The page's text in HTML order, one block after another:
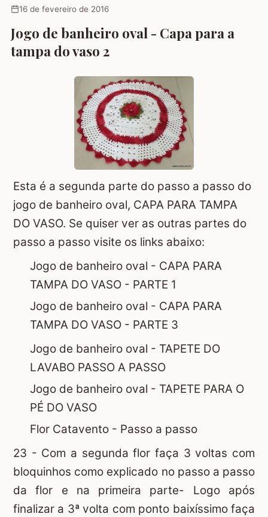
16 de fevereiro de 2016
Jogo de banheiro oval - Capa para a
tampa do vaso 2
Esta é a segunda parte do passo a passo do
jogo de banheiro oval, CAPA PARA TAMPA
DO VASO. Se quiser ver as outras partes do
passo a passo visite os links abaixo:
Jogo de banheiro oval - CAPA PARA
TAMPA DO VASO - PARTE 1
Jogo de banheiro oval - CAPA PARA
TAMPA DO VASO - PARTE 3
Jogo de banheiro oval - TAPETE DO
LAVABO PASSO A PASSO
Jogo de banheiro oval - TAPETE PARA O
PÉ DO VASO
Flor Catavento - Passo a passo
23 - Com a segunda flor faça 3 voltas com
bloquinhos como explicado no passo a passo
da flor e na primeira parte- Logo após
finalizar a 3ª volta com ponto baixíssimo faça